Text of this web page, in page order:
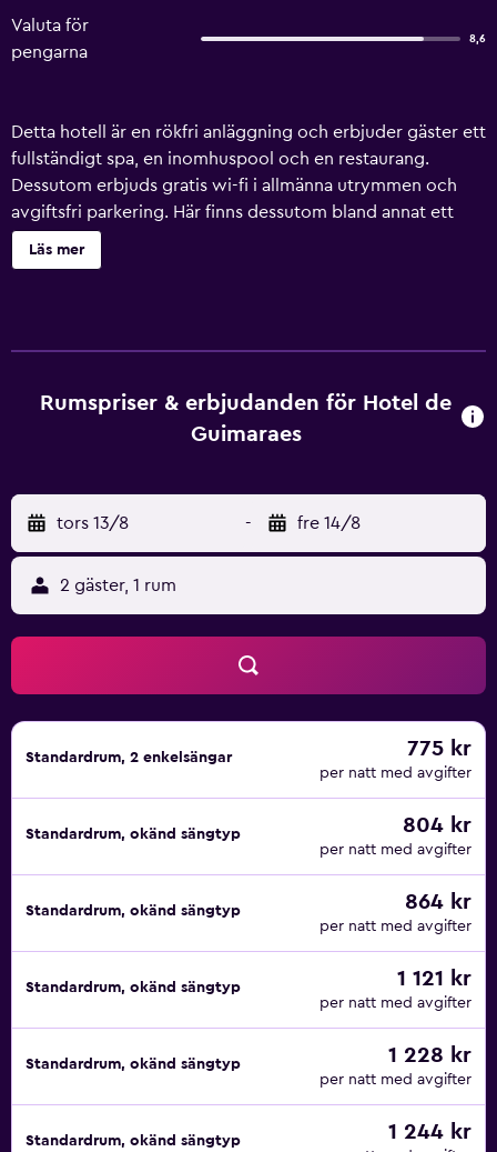
Valuta för
pengarna
8,6
Detta hotell är en rökfri anläggning och erbjuder gäster ett
fullständigt spa, en inomhuspool och en restaurang.
Dessutom erbjuds gratis wi-fi i allmänna utrymmen och
avgiftsfri parkering. Här finns dessutom bland annat ett
gym, en bar/lounge och en bastu. Hotel de Guimarães
erbjuder 160 rum med minibar och värdeförvaringsskåp.
området. Här finns även gym och bastu.
Fritidsaktiviteterna nedan finns antingen tillgängliga på
Läs mer
Rumspriser & erbjudanden för Hotel de
Guimaraes
tors 13/8 - fre 14/8
2 gäster, 1 rum
Standardrum, 2 enkelsängar 775 kr
per natt med avgifter
Standardrum, okänd sängtyp 804 kr
per natt med avgifter
Standardrum, okänd sängtyp 864 kr
per natt med avgifter
Standardrum, okänd sängtyp 1 121 kr
per natt med avgifter
Standardrum, okänd sängtyp 1 228 kr
per natt med avgifter
Standardrum, okänd sängtyp 1 244 kr